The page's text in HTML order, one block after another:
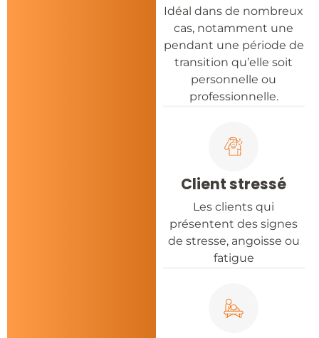
Idéal dans de nombreux
cas, notamment une
pendant une période de
transition qu’elle soit
personnelle ou
professionnelle.
Client stressé
Les clients qui
présentent des signes
de stresse, angoisse ou
fatigue